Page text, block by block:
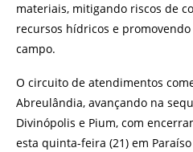
materiais, mitigando riscos de
recursos hídricos e
campo.
O circuito de atendimentos
Abreulândia, avançando na
Divinópolis e Pium, com
esta quinta-feira (21) em